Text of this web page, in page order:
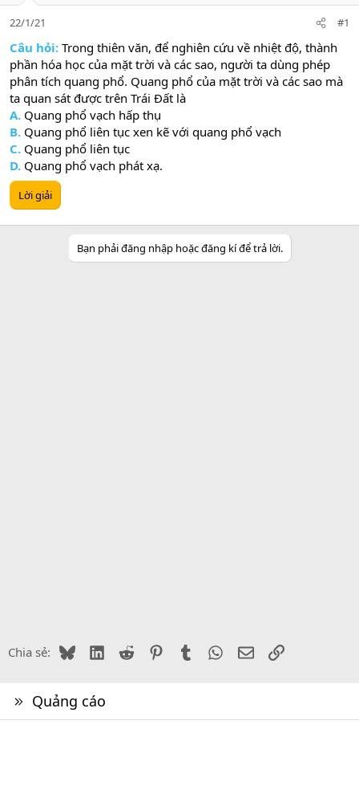
22/1/21 #1
Câu hỏi: Trong thiên văn, để nghiên cứu về nhiệt độ, thành
phần hóa học của mặt trời và các sao, người ta dùng phép
phân tích quang phổ. Quang phổ của mặt trời và các sao mà
ta quan sát được trên Trái Đất là
A. Quang phổ vạch hấp thụ
B. Quang phổ liên tục xen kẽ với quang phổ vạch
C. Quang phổ liên tục
D. Quang phổ vạch phát xạ.
Lời giải
Bạn phải đăng nhập hoặc đăng kí để trả lời.
Chia sẻ: BlueskyLinkedIn
Reddit PinterestTumblr WhatsApp
EmailLink
Quảng cáo